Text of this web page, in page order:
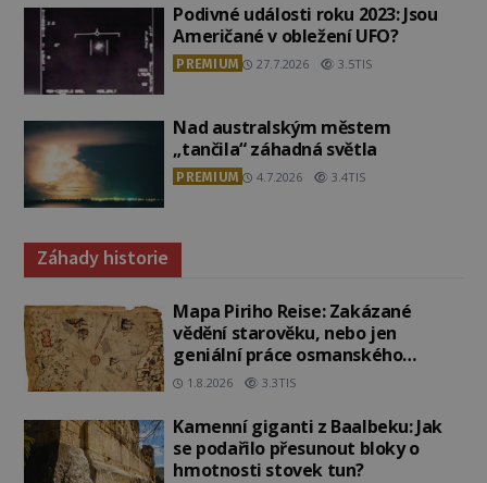
Podivné události roku 2023: Jsou
Američané v obležení UFO?
PREMIUM 27.7.2026 3.5TIS
Nad australským městem
„tančila“ záhadná světla
PREMIUM 4.7.2026 3.4TIS
Záhady historie
Mapa Piriho Reise: Zakázané
vědění starověku, nebo jen
geniální práce osmanského
admirála?
1.8.2026 3.3TIS
Kamenní giganti z Baalbeku: Jak
se podařilo přesunout bloky o
hmotnosti stovek tun?